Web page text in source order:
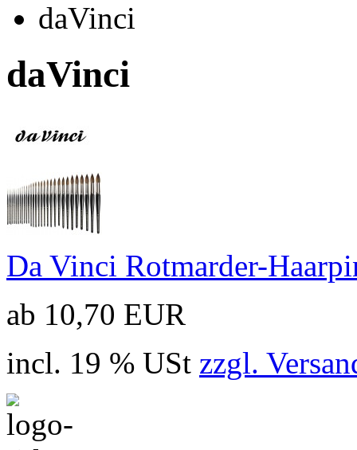
daVinci
daVinci
Da Vinci Rotmarder-
ab 10,70 EUR
incl. 19 % USt zzgl.